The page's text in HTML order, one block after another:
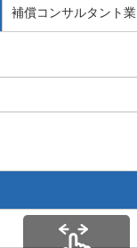
補償コンサルタント業